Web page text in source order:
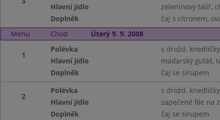
Hlavní jídlo
zeleninový talíř,
Doplněk
čaj s citronem,
Menu
Chod Úterý 9. 9. 2008
1
Polévka
s drožd. knedlíčky
Hlavní jídlo
maďarský guláš,
Doplněk
čaj se sirupem
2
Polévka
s drožd. knedlíčky
Hlavní jídlo
zapečené file na
Doplněk
čaj se sirupem